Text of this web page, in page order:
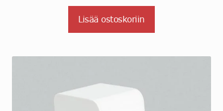
Lisää ostoskoriin